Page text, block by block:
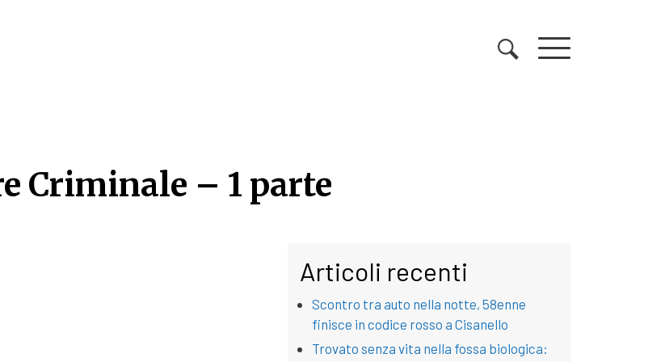
Criminale – 1 parte
Criminale – 1 parteArticoli recenti
Scontro tra auto nella notte, 58enne
finisce in codice rosso a Cisanello
Trovato senza vita nella fossa biologica: